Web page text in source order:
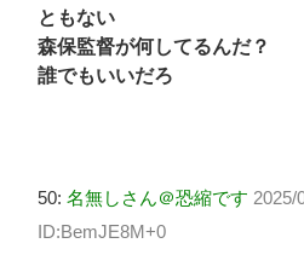
ともない
森保監督が何してるんだ？
誰でもいいだろ
50: 名無しさん＠恐縮です 2025/
ID:BemJE8M+0